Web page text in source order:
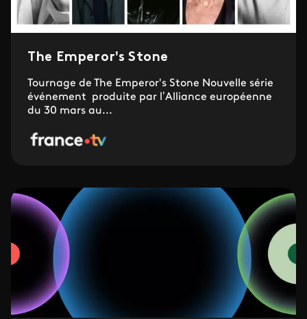
The Emperor's Stone
Tournage de The Emperor's Stone Nouvelle série
événement produite par l’Alliance européenne
du 30 mars au...